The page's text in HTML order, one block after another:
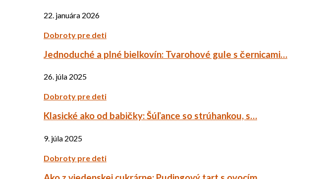
22. januára 2026
Dobroty pre deti
Jednoduché a plné bielkovín: Tvarohové gule s černicami…
26. júla 2025
Dobroty pre deti
Klasické ako od babičky: Šúľance so strúhankou, s…
9. júla 2025
Dobroty pre deti